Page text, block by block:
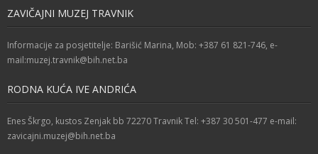
ZAVIČAJNI MUZEJ TRAVNIK
Informacije za posjetitelje: Barišić Marina, Mob: +387 61 821-746, e-
mail:muzej.travnik@bih.net.ba
RODNA KUĆA IVE ANDRIĆA
Enes Škrgo, kustos Zenjak bb 72270 Travnik Tel: +387 30 501-477 e-mail:
zavicajni.muzej@bih.net.ba